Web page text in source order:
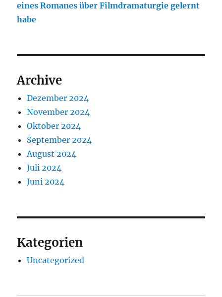
eines Romanes über Filmdramaturgie gelernt
habe
Archive
Dezember 2024
November 2024
Oktober 2024
September 2024
August 2024
Juli 2024
Juni 2024
Kategorien
Uncategorized